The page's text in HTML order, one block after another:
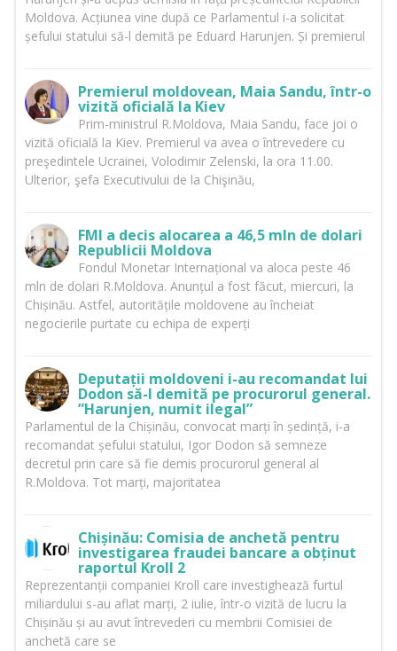
Moldova. Acțiunea vine după ce Parlamentul i-a solicitat
șefului statului să-l demită pe Eduard Harunjen. Și premierul
Premierul moldovean, Maia Sandu, într-o
vizită oficială la Kiev
Prim-ministrul R.Moldova, Maia Sandu, face joi o
vizită oficială la Kiev. Premierul va avea o întrevedere cu
preşedintele Ucrainei, Volodimir Zelenski, la ora 11.00.
Ulterior, şefa Executivului de la Chişinău,
FMI a decis alocarea a 46,5 mln de dolari
Republicii Moldova
Fondul Monetar Internațional va aloca peste 46
mln de dolari R.Moldova. Anunțul a fost făcut, miercuri, la
Chișinău. Astfel, autoritățile moldovene au încheiat
negocierile purtate cu echipa de experți
Deputații moldoveni i-au recomandat lui
Dodon să-l demită pe procurorul general.
”Harunjen, numit ilegal”
Parlamentul de la Chișinău, convocat marți în ședință, i-a
recomandat șefului statului, Igor Dodon să semneze
decretul prin care să fie demis procurorul general al
R.Moldova. Tot marți, majoritatea
Chișinău: Comisia de anchetă pentru
investigarea fraudei bancare a obținut
raportul Kroll 2
Reprezentanții companiei Kroll care investighează furtul
miliardului s-au aflat marți, 2 iulie, într-o vizită de lucru la
Chișinău și au avut întrevederi cu membrii Comisiei de
anchetă care se